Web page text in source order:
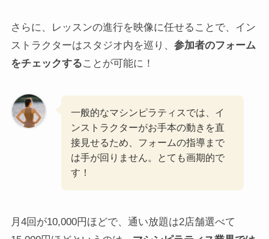
さらに、レッスンの進行を映像に任せることで、イン
ストラクターはスタジオ内を巡り、 参加者のフォーム
をチェックすることが可能に！
一般的なマシンピラティスでは、イ
ンストラクターがお手本の動きを直
接見せるため、フォームの指導まで
は手が回りません。とても画期的で
す！
月4回が10,000円ほどで、通い放題は2店舗選べて